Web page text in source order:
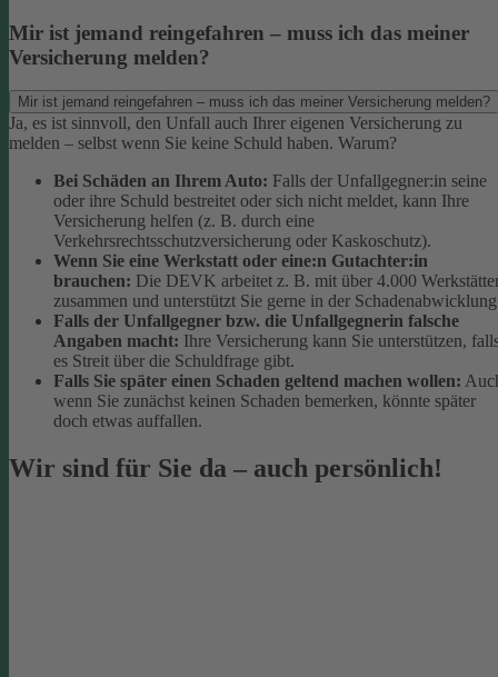
Mir ist jemand reingefahren – muss ich das meiner
Versicherung melden?
Mir ist jemand reingefahren – muss ich das meiner Versicherung melden?
Ja, es ist sinnvoll, den Unfall auch Ihrer eigenen Versicherung zu
melden – selbst wenn Sie keine Schuld haben. Warum?
Bei Schäden an Ihrem Auto: Falls der Unfallgegner:in seine
oder ihre Schuld bestreitet oder sich nicht meldet, kann Ihre
Versicherung helfen (z. B. durch eine
Verkehrsrechtsschutzversicherung oder Kaskoschutz).
Wenn Sie eine Werkstatt oder eine:n Gutachter:in
brauchen: Die DEVK arbeitet z. B. mit über 4.000
zusammen und unterstützt Sie gerne in der
Falls der Unfallgegner bzw. die Unfallgegnerin falsche
Angaben macht: Ihre Versicherung kann Sie unterstützen,
es Streit über die Schuldfrage gibt.
Falls Sie später einen Schaden geltend machen wollen:
wenn Sie zunächst keinen Schaden bemerken, könnte später
doch etwas auffallen.
Wir sind für Sie da – auch persönlich!